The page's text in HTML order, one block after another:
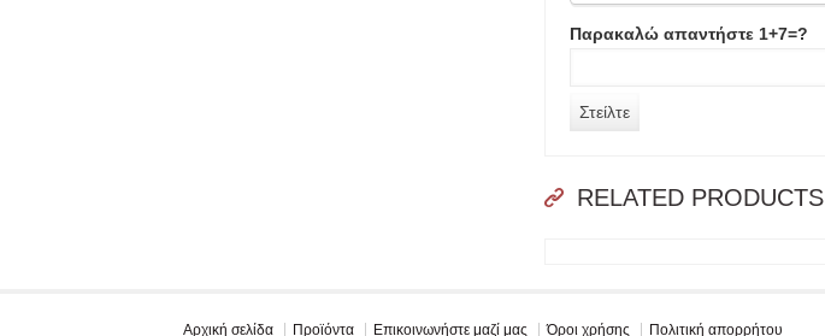
Παρακαλώ απαντήστε 1+7=?
RELATED PRODUCTS
Αρχική σελίδα Προϊόντα Επικοινωνήστε μαζί μας Όροι χρήσης Πολιτική απορρήτου